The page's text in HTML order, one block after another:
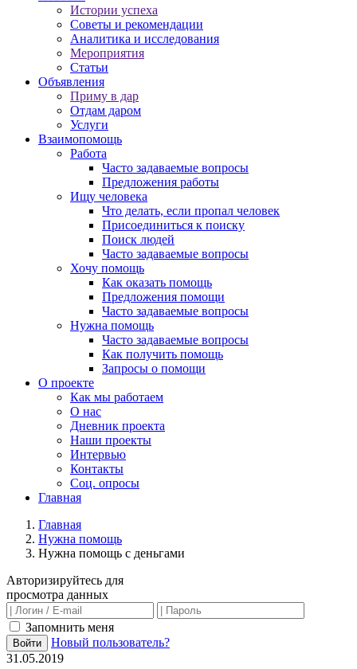
Истории успеха
Советы и рекомендации
Аналитика и исследования
Мероприятия
Статьи
Объявления
Приму в дар
Отдам даром
Услуги
Взаимопомощь
Работа
Часто задаваемые вопросы
Предложения работы
Ищу человека
Что делать, если пропал человек
Присоединиться к поиску
Поиск людей
Часто задаваемые вопросы
Хочу помощь
Как оказать помощь
Предложения помощи
Часто задаваемые вопросы
Нужна помощь
Часто задаваемые вопросы
Как получить помощь
Запросы о помощи
О проекте
Как мы работаем
О нас
Дневник проекта
Наши проекты
Интервью
Контакты
Соц. опросы
Главная
Главная
Нужна помощь
Нужна помощь с деньгами
Авторизируйтесь для
просмотра данных
Запомнить меня
Войти
Новый пользователь?
31.05.2019